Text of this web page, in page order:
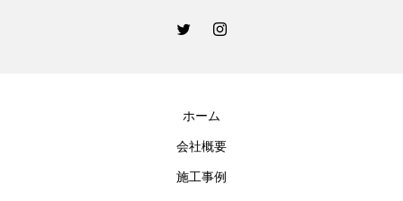
ホーム
会社概要
施工事例